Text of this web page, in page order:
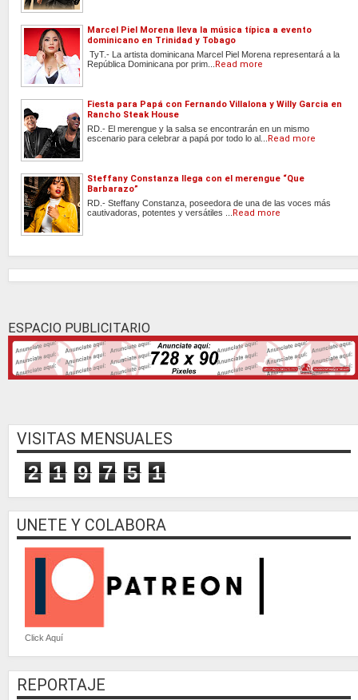
Marcel Piel Morena lleva la música típica a evento
dominicano en Trinidad y Tobago
TyT.- La artista dominicana Marcel Piel Morena representará a la
República Dominicana por prim...
Read more
Fiesta para Papá con Fernando Villalona y Willy Garcia en
Rancho Steak House
RD.- El merengue y la salsa se encontrarán en un mismo
escenario para celebrar a papá por todo lo al...
Read more
Steffany Constanza llega con el merengue “Que
Barbarazo”
RD.- Steffany Constanza, poseedora de una de las voces más
cautivadoras, potentes y versátiles ...
Read more
ESPACIO PUBLICITARIO
VISITAS MENSUALES
2 1 9 7 5 1
UNETE Y COLABORA
Click Aquí
REPORTAJE